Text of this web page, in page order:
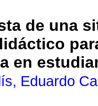
de una
en
Eduardo